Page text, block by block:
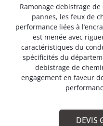
Ramonage debistrage
pannes, les feux de
performance liées à
est menée avec
caractéristiques du
spécificités du
debistrage de
engagement en faveur
DEVIS